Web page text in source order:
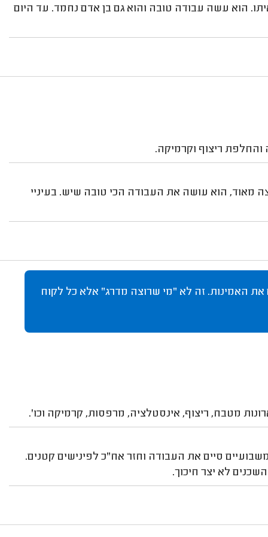
הוא עשה עבודה טובה והוא גם בן אדם נחמד. עד היום
ריצוף וקרמיקה.
מאוד, הוא עושה את העבודה הכי טובה שיש. בעיניי
את האמינות. זה לא "מי שרוצה מדרג" אלא כל לקוח
מטבח, ריצוף, אינסטלציה, מרפסות, קרמיקה וכו'.
סיים את העבודה וחזר אח"כ לפינישים קטנים.
לא יצר חיכוך.